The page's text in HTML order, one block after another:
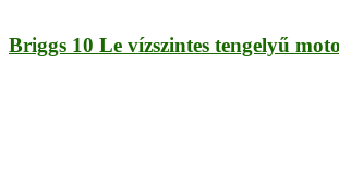
Briggs 10 Le vízszintes tengelyű